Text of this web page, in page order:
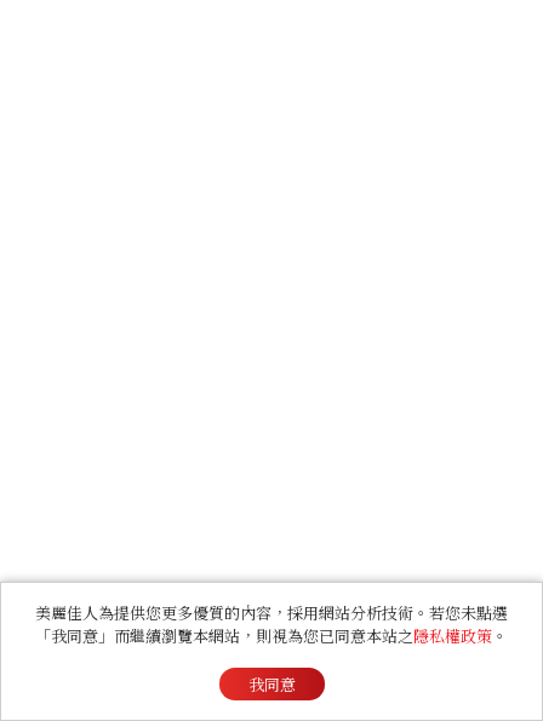
美麗佳人為提供您更多優質的內容，採用網站分析技術。若您未點選
「我同意」而繼續瀏覽本網站，則視為您已同意本站之隱私權政策 。
我同意